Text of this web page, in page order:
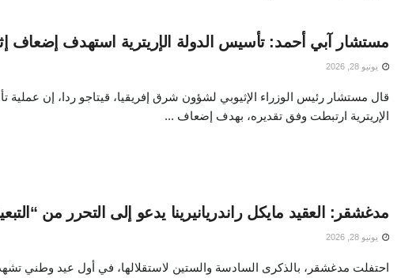
مستشار آبي أحمد: تأسيس الدولة الإريترية استهدف إضعاف
يونيو 28, 2026
قال مستشار رئيس الوزراء الإثيوبي لشؤون شرق إفريقيا، قيتاجو ردا، إن عملية
الإريترية ارتبطت وفق تقديره، بهدف إضعاف ...
مدغشقر: العقيد مايكل راندريانيرينا يدعو إلى التحرر من
يونيو 28, 2026
احتفلت مدغشقر، بالذكرى السادسة والستين لاستقلالها، في أول عيد وطني